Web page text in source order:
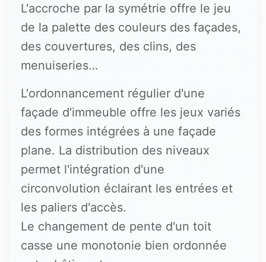
L'accroche par la symétrie offre le jeu
de la palette des couleurs des façades,
des couvertures, des clins, des
menuiseries…
L'ordonnancement régulier d'une
façade d'immeuble offre les jeux variés
des formes intégrées à une façade
plane. La distribution des niveaux
permet l'intégration d'une
circonvolution éclairant les entrées et
les paliers d'accès.
Le changement de pente d'un toit
casse une monotonie bien ordonnée